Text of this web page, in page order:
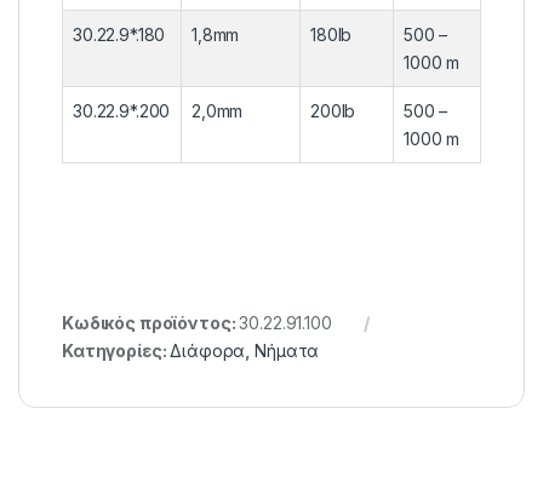
30.22.9*.180 1,8mm 180lb
500 –
1000 m
30.22.9*.200 2,0mm 200lb
500 –
1000 m
Κωδικός προϊόντος:30.22.91.100
Κατηγορίες:Διάφορα ,Νήματα